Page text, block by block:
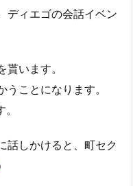
ディエゴの会話イベン
貰います。
ことになります。
話しかけると、町セク